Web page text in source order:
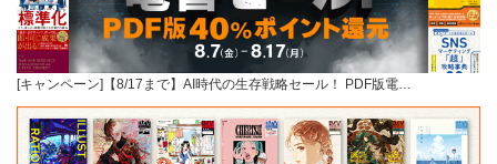
[キャンペーン]【8/17まで】AI時代の生存戦略セール！ PDF版電…